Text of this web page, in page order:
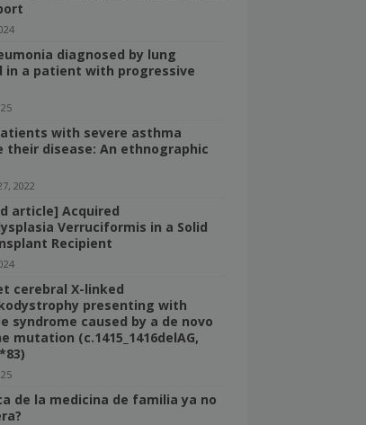
diagnosed by lung
in a patient with progressive
with severe asthma
their disease: An ethnographic
2022
article] Acquired
Verruciformis in a Solid
Recipient
cerebral X-linked
presenting with
syndrome caused by a de novo
mutation (c.1415_1416delAG,
de la medicina de familia ya no